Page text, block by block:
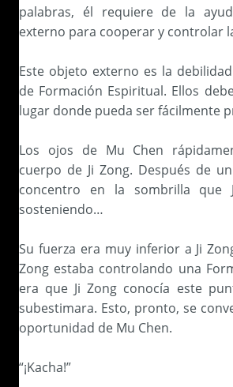
palabras, él requiere de la
externo para cooperar y controlar
Este objeto externo es la
de Formación Espiritual. Ellos
lugar donde pueda ser fácilmente
Los ojos de Mu Chen
cuerpo de Ji Zong. Después de
concentro en la sombrilla que
sosteniendo…
Su fuerza era muy inferior a Ji
Zong estaba controlando una
era que Ji Zong conocía este
subestimara. Esto, pronto, se
oportunidad de Mu Chen.
“¡Kacha!”